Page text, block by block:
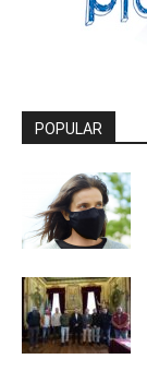
POPULAR